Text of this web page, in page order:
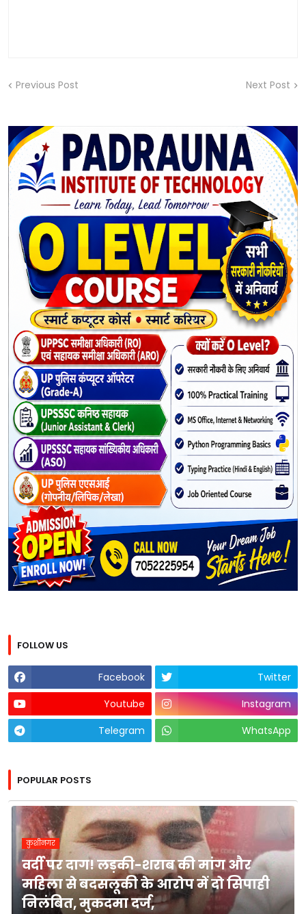
Previous Post Next Post
FOLLOW US
Facebook
Twitter
Youtube
Instagram
Telegram
WhatsApp
POPULAR POSTS
कुशीनगर
वर्दी पर दाग! लड़की-शराब की मांग और
महिला से बदसलूकी के आरोप में दो सिपाही
निलंबित, मुकदमा दर्ज,